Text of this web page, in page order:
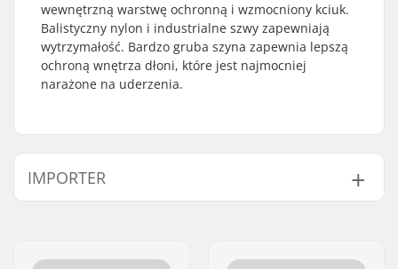
wewnętrzną warstwę ochronną i wzmocniony kciuk.
Balistyczny nylon i industrialne szwy zapewniają
wytrzymałość. Bardzo gruba szyna zapewnia lepszą
ochroną wnętrza dłoni, które jest najmocniej
narażone na uderzenia.
IMPORTER